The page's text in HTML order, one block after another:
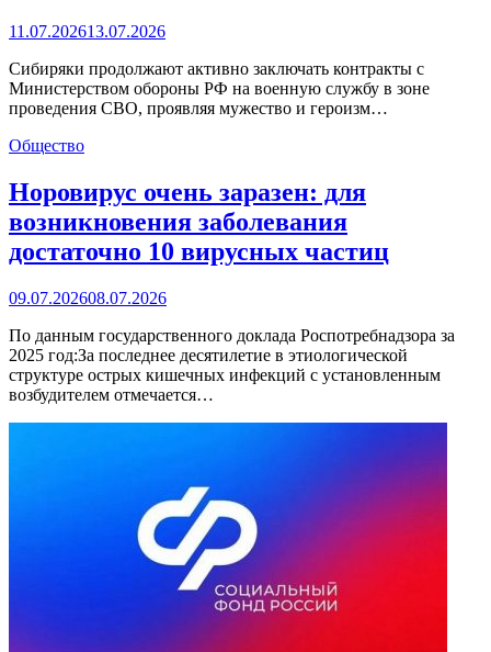
11.07.202613.07.2026
Сибиряки продолжают активно заключать контракты с
Министерством обороны РФ на военную службу в зоне
проведения СВО, проявляя мужество и героизм…
Общество
Норовирус очень заразен: для
возникновения заболевания
достаточно 10 вирусных частиц
09.07.202608.07.2026
По данным государственного доклада Роспотребнадзора за
2025 год:За последнее десятилетие в этиологической
структуре острых кишечных инфекций с установленным
возбудителем отмечается…